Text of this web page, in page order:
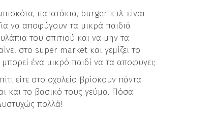
πατατάκια, burger κ.τλ. είναι
να αποφύγουν τα μικρά παιδιά
του σπιτιού και να μην τα
στο super market και γεμίζει το
ένα μικρό παιδί να τα αποφύγει;
είτε στο σχολείο βρίσκουν πάντα
και το βασικό τους γεύμα. Πόσα
πολλά!